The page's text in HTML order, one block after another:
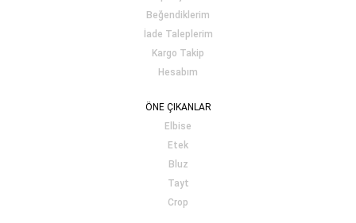
Beğendiklerim
İade Taleplerim
Kargo Takip
Hesabım
ÖNE ÇIKANLAR
Elbise
Etek
Bluz
Tayt
Crop